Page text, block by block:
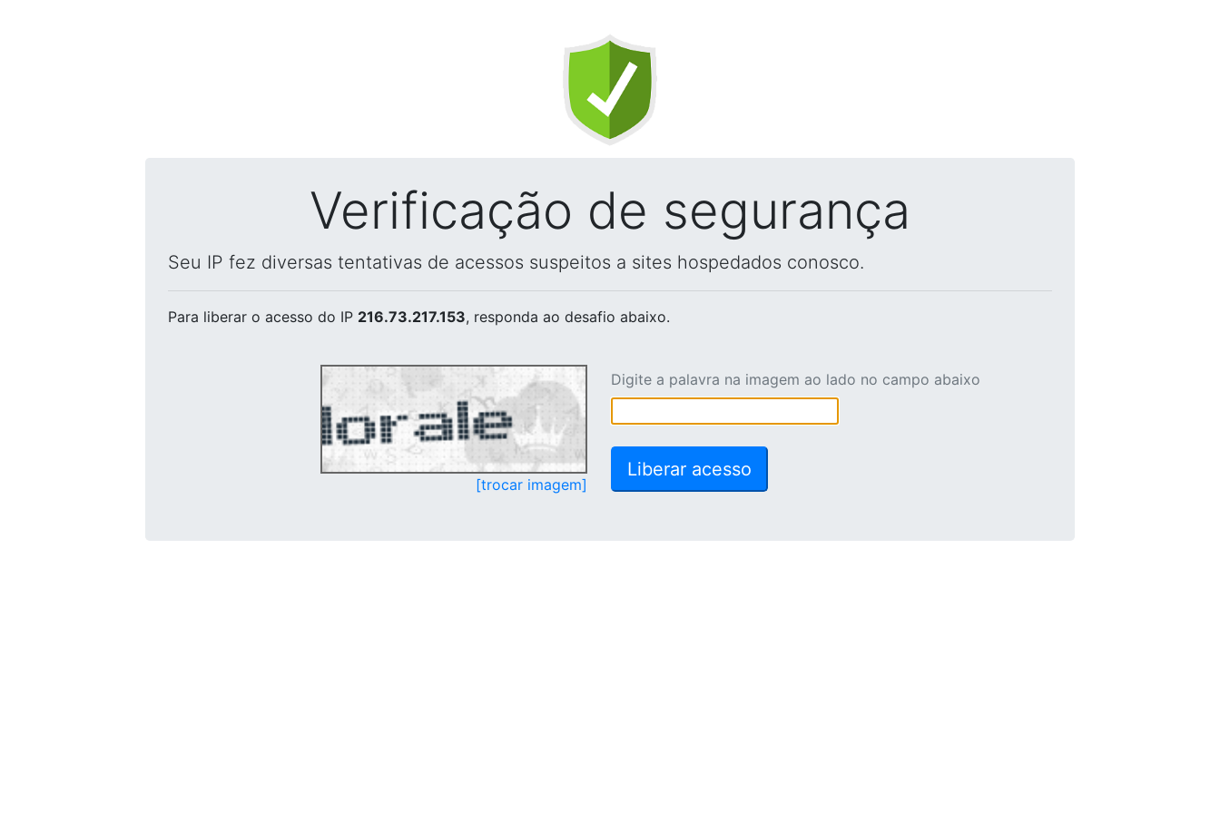
Verificação de segurança
Seu IP fez diversas tentativas de acessos suspeitos a sites hospedados conosco.
Para liberar o acesso do IP 216.73.217.153, responda ao desafio abaixo.
[trocar imagem]
Digite a palavra na imagem ao lado no campo abaixo